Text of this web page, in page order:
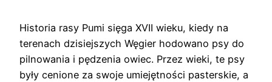
Historia rasy Pumi sięga XVII wieku, kiedy na
terenach dzisiejszych Węgier hodowano psy do
pilnowania i pędzenia owiec. Przez wieki, te psy
były cenione za swoje umiejętności pasterskie, a